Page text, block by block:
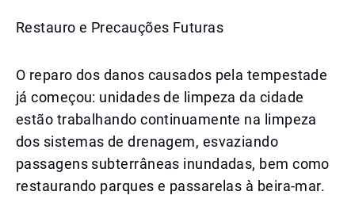
Restauro e Precauções Futuras
O reparo dos danos causados pela tempestade
já começou: unidades de limpeza da cidade
estão trabalhando continuamente na limpeza
dos sistemas de drenagem, esvaziando
passagens subterrâneas inundadas, bem como
restaurando parques e passarelas à beira-mar.